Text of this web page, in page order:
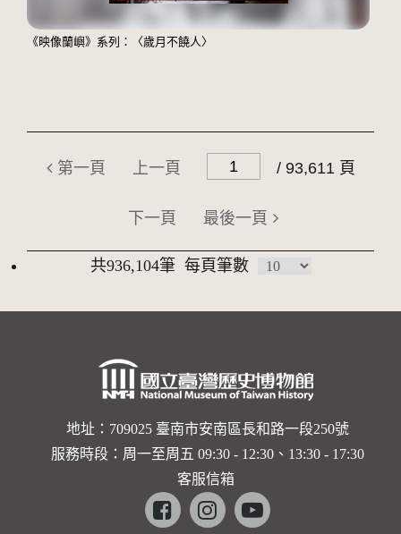
《映像蘭嶼》系列：〈歲月不饒人〉
第一頁 上一頁 / 93,611 頁
下一頁 最後一頁
共936,104筆 每頁筆數
地址：709025 臺南市安南區長和路一段250號
服務時段：周一至周五 09:30 - 12:30、13:30 - 17:30
客服信箱
Facebookinstagramyoutube